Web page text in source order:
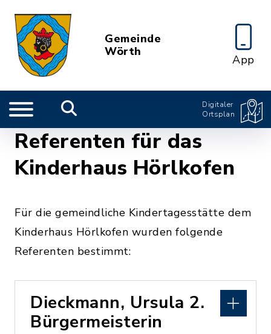
Gemeinde
Wörth
App
Digitaler
Ortsplan
Referenten für das
Kinderhaus Hörlkofen
Für die gemeindliche Kindertagesstätte dem
Kinderhaus Hörlkofen wurden folgende
Referenten bestimmt:
Dieckmann, Ursula 2.
Bürgermeisterin